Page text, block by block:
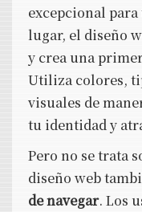
excepcional
lugar, el diseño
y crea una
Utiliza colores,
visuales de
tu identidad y
Pero no se trata
diseño web
de navegar. Los